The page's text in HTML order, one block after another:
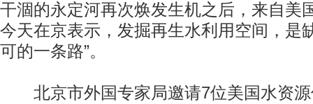
干涸的永定河再次焕发生机之后，来自美
今天在京表示，发掘再生水利用空间，是
可的一条路”。
北京市外国专家局邀请7位美国水资源